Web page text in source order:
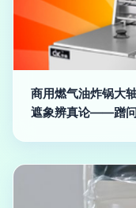
商用燃气油炸锅大
遮象辨真论——蹭